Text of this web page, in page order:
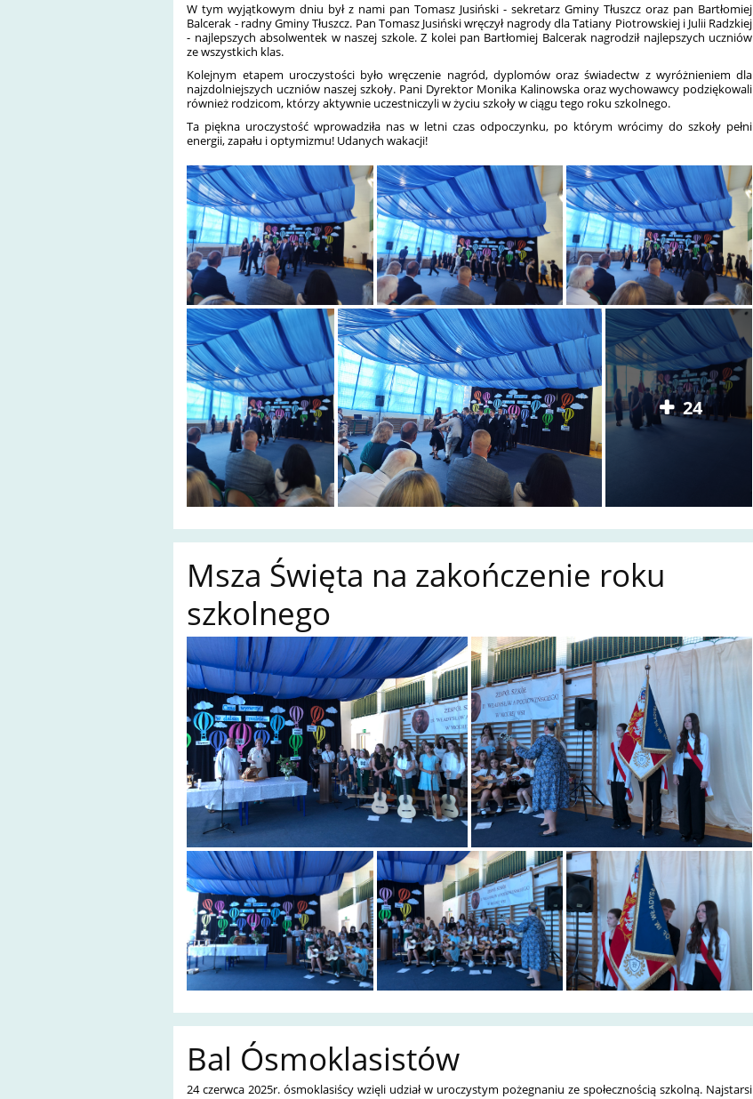
W tym wyjątkowym dniu był z nami pan Tomasz Jusiński - sekretarz Gminy Tłuszcz oraz pan Bartłomiej
Balcerak - radny Gminy Tłuszcz. Pan Tomasz Jusiński wręczył nagrody dla Tatiany Piotrowskiej i Julii Radzkiej
- najlepszych absolwentek w naszej szkole. Z kolei pan Bartłomiej Balcerak nagrodził najlepszych uczniów
ze wszystkich klas.
Kolejnym etapem uroczystości było wręczenie nagród, dyplomów oraz świadectw z wyróżnieniem dla
najzdolniejszych uczniów naszej szkoły. Pani Dyrektor Monika Kalinowska oraz wychowawcy podziękowali
również rodzicom, którzy aktywnie uczestniczyli w życiu szkoły w ciągu tego roku szkolnego.
Ta piękna uroczystość wprowadziła nas w letni czas odpoczynku, po którym wrócimy do szkoły pełni
energii, zapału i optymizmu! Udanych wakacji!
24
Msza Święta na zakończenie roku
szkolnego
Bal Ósmoklasistów
24 czerwca 2025r. ósmoklasiścy wzięli udział w uroczystym pożegnaniu ze społecznością szkolną. Najstarsi